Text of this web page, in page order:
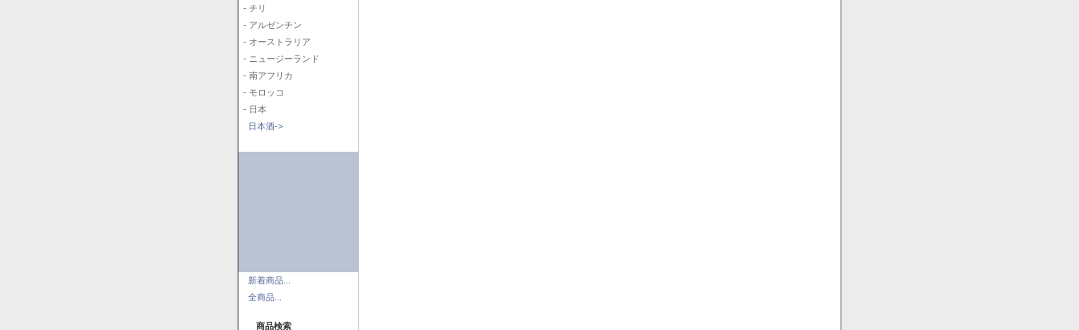
- チリ
- アルゼンチン
- オーストラリア
- ニュージーランド
- 南アフリカ
- モロッコ
- 日本
日本酒->
新着商品...
全商品...
商品検索